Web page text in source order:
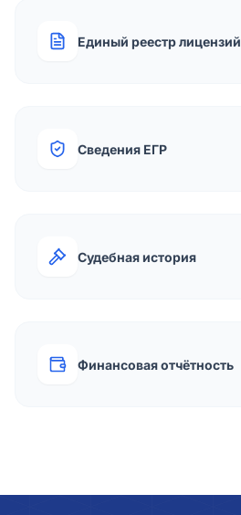
Единый реестр лицензий
Сведения ЕГР
Судебная история
Финансовая отчётность